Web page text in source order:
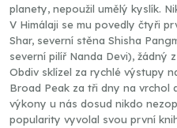
planety, nepoužil umělý kyslík.
V Himálaji se mu povedly čtyři
Shar, severní stěna Shisha
severní pilíř Nanda Devi), žádný
Obdiv sklízel za rychlé výstupy
Broad Peak za tři dny na vrchol
výkony u nás dosud nikdo
popularity vyvolal svou první